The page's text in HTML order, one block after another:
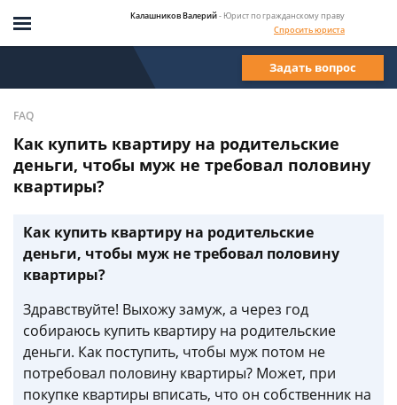
Калашников Валерий- Юрист по гражданскому праву
Спросить юриста
Задать вопрос
FAQ
Как купить квартиру на родительские
деньги, чтобы муж не требовал половину
квартиры?
Как купить квартиру на родительские
деньги, чтобы муж не требовал половину
квартиры?
Здравствуйте! Выхожу замуж, а через год
собираюсь купить квартиру на родительские
деньги. Как поступить, чтобы муж потом не
потребовал половину квартиры? Может, при
покупке квартиры вписать, что он собственник на